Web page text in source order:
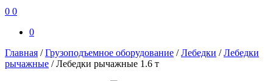
0 0
0
Главная /Грузоподъемное оборудование /Лебедки /Лебедки
рычажные /Лебедки рычажные 1.6 т